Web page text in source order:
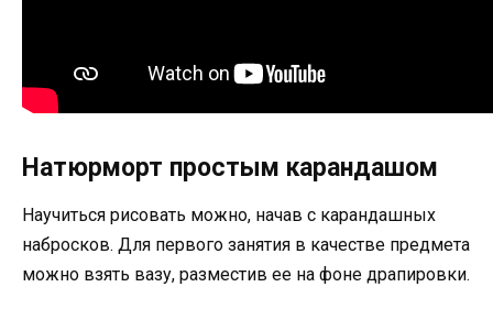
Натюрморт простым карандашом
Научиться рисовать можно, начав с карандашных
набросков. Для первого занятия в качестве предмета
можно взять вазу, разместив ее на фоне драпировки.